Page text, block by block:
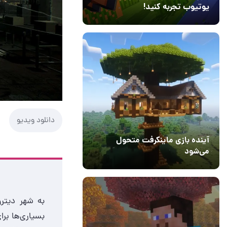
یوتیوب تجربه کنید!
41
آینده بازی ماینکرفت متحول
می‌شود
دانلود ویدیو
به شهر
بسیاری‌ها